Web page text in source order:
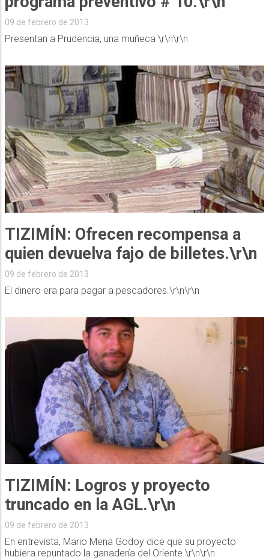
09 de febrero de 2013
Presentan a Prudencia, una muñeca \r\n\r\n
TIZIMÍN: Ofrecen recompensa a
quien devuelva fajo de billetes.\r\n
09 de febrero de 2013
El dinero era para pagar a pescadores.\r\n\r\n
TIZIMÍN: Logros y proyecto
truncado en la AGL.\r\n
09 de febrero de 2013
En entrevista, Mario Mena Godoy dice que su proyecto
hubiera repuntado la ganadería del Oriente.\r\n\r\n